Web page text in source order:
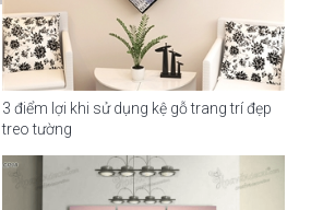
3 điểm lợi khi sử dụng kệ gỗ trang trí đẹp
treo tường